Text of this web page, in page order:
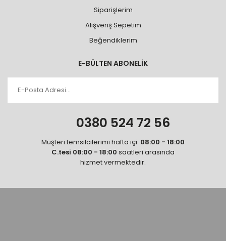
Siparişlerim
Alışveriş Sepetim
Beğendiklerim
E-BÜLTEN ABONELİK
0380 524 72 56
Müşteri temsilcilerimi hafta içi: 08:00 - 18:00
C.tesi 08:00 - 18:00 saatleri arasında
hizmet vermektedir.